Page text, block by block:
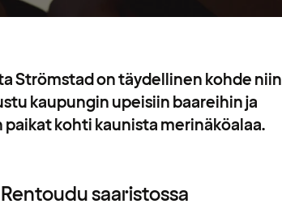
Strömstad on täydellinen kohde niin
kaupungin upeisiin baareihin ja
kohti kaunista merinäköalaa.
Rentoudu saaristossa